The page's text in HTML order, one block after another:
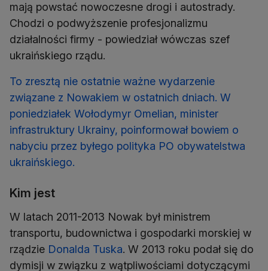
mają powstać nowoczesne drogi i autostrady.
Chodzi o podwyższenie profesjonalizmu
działalności firmy - powiedział wówczas szef
ukraińskiego rządu.
To zresztą nie ostatnie ważne wydarzenie
związane z Nowakiem w ostatnich dniach. W
poniedziałek Wołodymyr Omelian, minister
infrastruktury Ukrainy, poinformował bowiem o
nabyciu przez byłego polityka PO obywatelstwa
ukraińskiego.
Kim jest
W latach 2011-2013 Nowak był ministrem
transportu, budownictwa i gospodarki morskiej w
rządzie Donalda Tuska. W 2013 roku podał się do
dymisji w związku z wątpliwościami dotyczącymi